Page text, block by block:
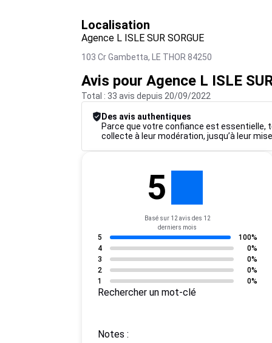
Localisation
Agence L ISLE SUR SORGUE
103 Cr Gambetta, LE THOR 84250
Avis pour Agence L ISLE
Total : 33 avis depuis 20/09/2022
Des avis authentiques
Parce que votre confiance est essentielle,
collecte à leur modération, jusqu’à leur
5
Basé sur 12 avis des 12
derniers mois
5
100%
4
0%
3
0%
2
0%
1
0%
Rechercher un mot-clé
Notes :